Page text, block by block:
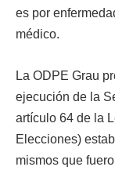
es por
médico.
La ODPE Grau
ejecución de la
artículo 64 de la
Elecciones)
mismos que